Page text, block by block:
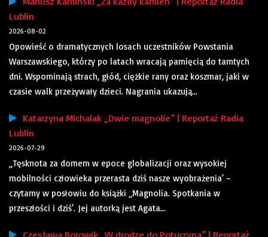
Lublin
2026-08-02
Opowieść o dramatycznych losach uczestników Powstania
Warszawskiego, którzy po latach wracają pamięcią do tamtych
dni. Wspominają strach, głód, ciężkie rany oraz koszmar, jaki w
czasie walk przeżywały dzieci. Nagrania ukazują...
Katarzyna Michalak „Dwie magnolie” | Reportaż Radia
Lublin
2026-07-29
„Tęsknota za domem w epoce globalizacji oraz wysokiej
mobilności człowieka przerasta dziś nasze wyobrażenia’ –
czytamy w posłowiu do książki „Magnolia. Spotkania w
przeszłości i dziś’. Jej autorką jest Agata...